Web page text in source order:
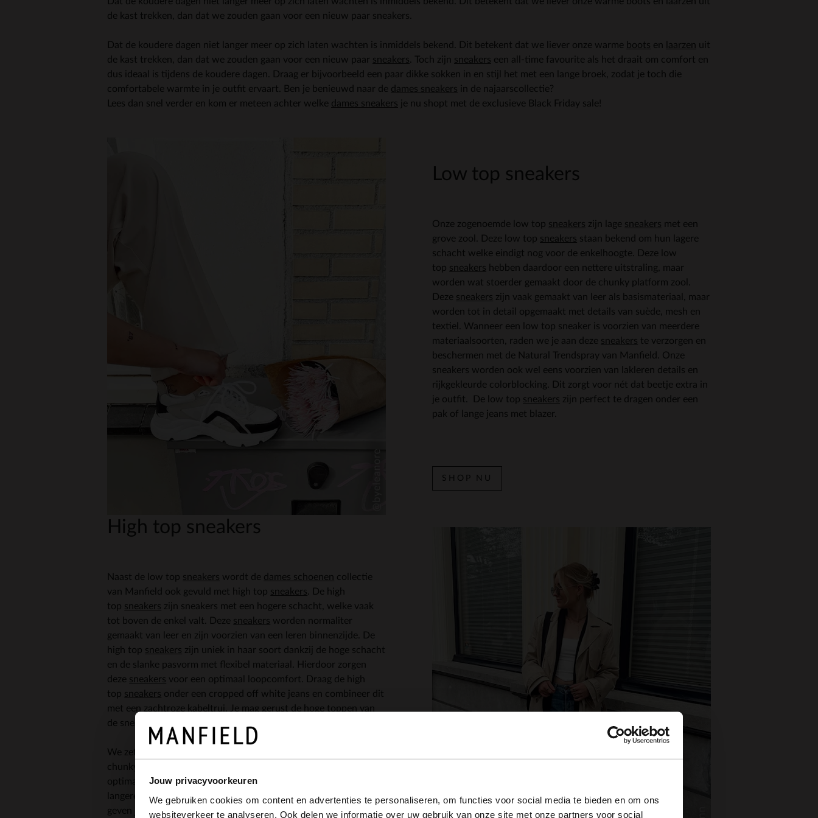
Jouw privacyvoorkeuren
We gebruiken cookies om content en advertenties te personaliseren, om functies voor social media te bieden en om ons
websiteverkeer te analyseren. Ook delen we informatie over uw gebruik van onze site met onze partners voor social
de kast trekken, dan dat we zouden gaan voor een nieuw paar sneakers.
Dat de koudere dagen niet langer meer op zich laten wachten is inmiddels bekend. Dit betekent dat we liever onze warme boots en laarzen uit
de kast trekken, dan dat we zouden gaan voor een nieuw paar sneakers . Toch zijn sneakers een all-time favourite als het draait om comfort en
dus ideaal is tijdens de koudere dagen. Draag er bijvoorbeeld een paar dikke sokken in en stijl het met een lange broek, zodat je toch die
comfortabele warmte in je outfit ervaart. Ben je benieuwd naar de dames sneakers in de najaarscollectie?
Lees dan snel verder en kom er meteen achter welke dames sneakers je nu shopt met de exclusieve Black Friday sale!
Low top sneakers
Onze zogenoemde low top sneakers zijn lage sneakers met een
grove zool. Deze low top sneakers staan bekend om hun lagere
schacht welke eindigt nog voor de enkelhoogte. Deze low
top sneakers hebben daardoor een nettere uitstraling, maar
worden wat stoerder gemaakt door de chunky platform zool.
Deze sneakers zijn vaak gemaakt van leer als basismateriaal, maar
worden tot in detail opgemaakt met details van suède, mesh en
textiel. Wanneer een low top sneaker is voorzien van meerdere
materiaalsoorten, raden we je aan deze sneakers te verzorgen en
beschermen met de Natural Trendspray van Manfield. Onze
sneakers worden ook wel eens voorzien van lakleren details en
rijkgekleurde colorblocking. Dit zorgt voor nét dat beetje extra in
je outfit. De low top sneakers zijn perfect te dragen onder een
pak of lange jeans met blazer.
SHOP NU
High top sneakers
Naast de low top sneakers wordt de dames schoenen collectie
van Manfield ook gevuld met high top sneakers . De high
top sneakers zijn sneakers met een hogere schacht, welke vaak
tot boven de enkel valt. Deze sneakers worden normaliter
gemaakt van leer en zijn voorzien van een leren binnenzijde. De
high top sneakers zijn uniek in haar soort dankzij de hoge schacht
en de slanke pasvorm met flexibel materiaal. Hierdoor zorgen
deze sneakers voor een optimaal loopcomfort. Draag de high
top sneakers onder een cropped off white jeans en combineer dit
met een zachtroze kabeltrui. Je mag gerust de hoge toppen van
de sneakers zien, dit maakt je look namelijk stoer en uniek.
We zetten in deze blog én in onze nieuwe
chunky zool op het podium. Waar dit aspect zorgt voor een
optimaal loopcomfort, zorgen de platform zolen ook optisch voor
langere benen. De veren in de zolen en het zachte voetenbedje
geven je meer comfort gedurende de dag en zorgen voor extra
×
It looks like your language isn't Dutch. Would you like to